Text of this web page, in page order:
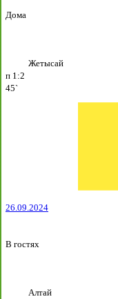
Дома
Жетысай
п 1:2
45`
26.09.2024
В гостях
Алтай